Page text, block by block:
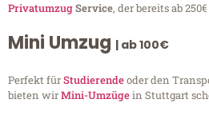
PrivatumzugService, der bereits ab
Mini Umzug | ab 100€
Perfekt fürStudierendeoder den
bieten wirMini-Umzügein Stuttgart